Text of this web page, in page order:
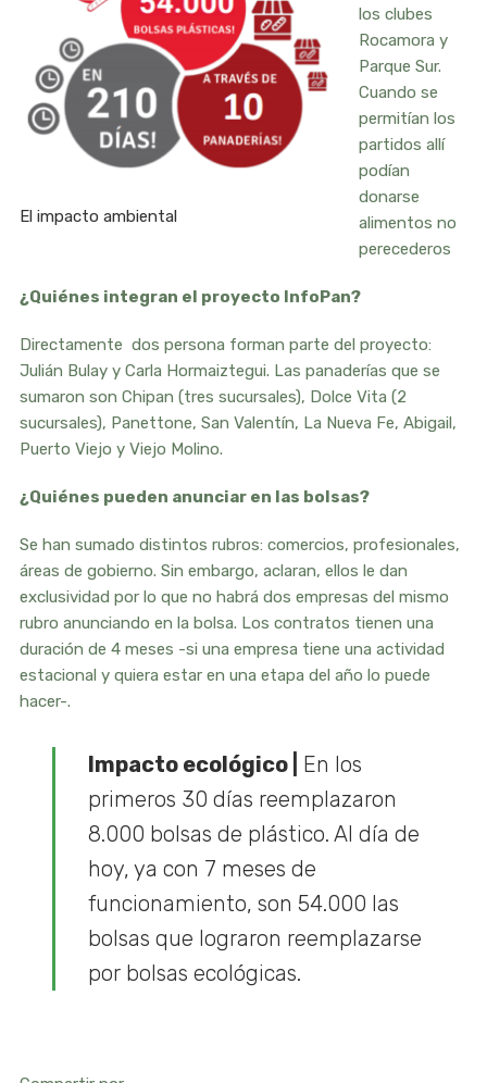
El impacto ambiental
los clubes
Rocamora y
Parque Sur.
Cuando se
permitían los
partidos allí
podían
donarse
alimentos no
perecederos
¿Quiénes integran el proyecto InfoPan?
Directamente dos persona forman parte del proyecto:
Julián Bulay y Carla Hormaiztegui. Las panaderías que se
sumaron son Chipan (tres sucursales), Dolce Vita (2
sucursales), Panettone, San Valentín, La Nueva Fe, Abigail,
Puerto Viejo y Viejo Molino.
¿Quiénes pueden anunciar en las bolsas?
Se han sumado distintos rubros: comercios, profesionales,
áreas de gobierno. Sin embargo, aclaran, ellos le dan
exclusividad por lo que no habrá dos empresas del mismo
rubro anunciando en la bolsa. Los contratos tienen una
duración de 4 meses -si una empresa tiene una actividad
estacional y quiera estar en una etapa del año lo puede
hacer-.
Impacto ecológico |
En los
primeros 30 días reemplazaron
8.000 bolsas de plástico. Al día de
hoy, ya con 7 meses de
funcionamiento, son 54.000 las
bolsas que lograron reemplazarse
por bolsas ecológicas.